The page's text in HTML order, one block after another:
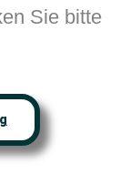
Sie bitte